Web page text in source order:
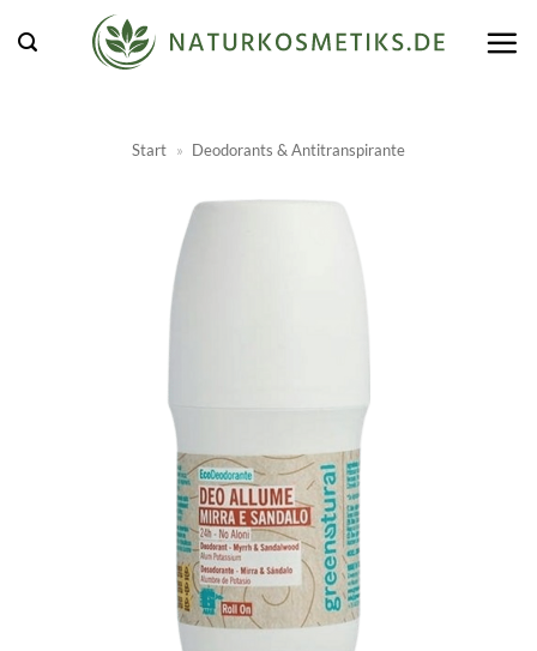
Inhalt
Start » Deodorants & Antitranspirante